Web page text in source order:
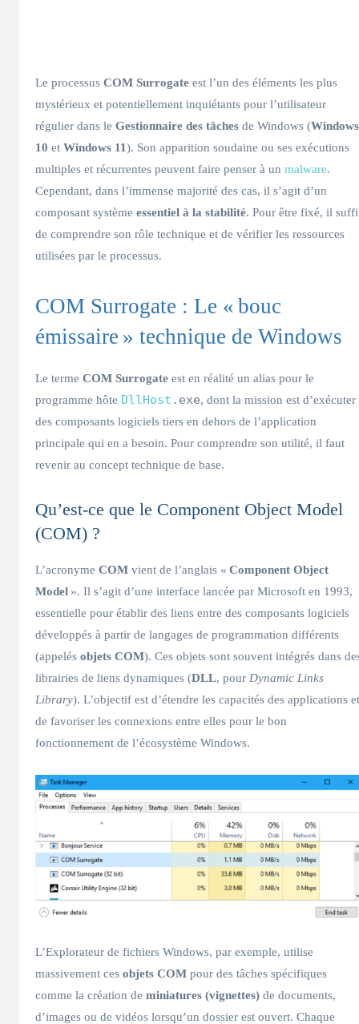
Le processus COM Surrogate est l’un des éléments les plus
mystérieux et potentiellement inquiétants pour l’utilisateur
régulier dans le Gestionnaire des tâches de Windows (Windows
10 et Windows 11). Son apparition soudaine ou ses exécutions
multiples et récurrentes peuvent faire penser à un malware.
Cependant, dans l’immense majorité des cas, il s’agit d’un
composant système essentiel à la stabilité. Pour être fixé, il
de comprendre son rôle technique et de vérifier les ressources
utilisées par le processus.
COM Surrogate : Le « bouc
émissaire » technique de Windows
Le terme COM Surrogate est en réalité un alias pour le
programme hôte DllHost .exe, dont la mission est d’exécuter
des composants logiciels tiers en dehors de l’application
principale qui en a besoin. Pour comprendre son utilité, il faut
revenir au concept technique de base.
Qu’est-ce que le Component Object Model
(COM) ?
L’acronyme COM vient de l’anglais « Component Object
Model ». Il s’agit d’une interface lancée par Microsoft en 1993,
essentielle pour établir des liens entre des composants logiciels
développés à partir de langages de programmation différents
(appelés objets COM). Ces objets sont souvent intégrés dans
librairies de liens dynamiques (DLL, pour Dynamic Links
Library). L’objectif est d’étendre les capacités des applications et
de favoriser les connexions entre elles pour le bon
fonctionnement de l’écosystème Windows.
L’Explorateur de fichiers Windows, par exemple, utilise
massivement ces objets COM pour des tâches spécifiques
comme la création de miniatures (vignettes) de documents,
d’images ou de vidéos lorsqu’un dossier est ouvert. Chaque